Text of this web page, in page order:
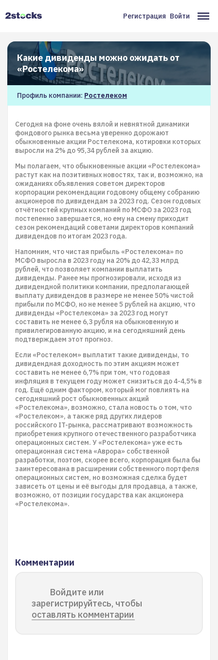
Меню
учётной
записи
пользователя
Регистрация Войти
Какие дивиденды можно ожидать от
«Ростелекома»
Профиль компании: Ростелеком
Сегодня на фоне очень вялой и невнятной динамики
фондового рынка весьма уверенно дорожают
обыкновенные акции Ростелекома, котировки которых
выросли на 2% до 95,34 рублей за акцию.
Мы полагаем, что обыкновенные акции «Ростелекома»
растут как на позитивных новостях, так и, возможно, на
ожиданиях объявления советом директоров
корпорации рекомендации годовому общему собранию
акционеров по дивидендам за 2023 год. Сезон годовых
отчётностей крупных компаний по МСФО за 2023 год
постепенно завершается, но ему на смену приходит
сезон рекомендаций советами директоров компаний
дивидендов по итогам 2023 года.
Напомним, что чистая прибыль «Ростелекома» по
МСФО выросла в 2023 году на 20% до 42,33 млрд
рублей, что позволяет компании выплатить
дивиденды. Ранее мы прогнозировали, исходя из
дивидендной политики компании, предполагающей
выплату дивидендов в размере не менее 50% чистой
прибыли по МСФО, но не менее 5 рублей на акцию, что
дивиденды «Ростелекома» за 2023 год могут
составить не менее 6,3 рубля на обыкновенную и
привилегированную акцию, и на сегодняшний день
подтверждаем этот прогноз.
Если «Ростелеком» выплатит такие дивиденды, то
дивидендная доходность по этим акциям может
составить не менее 6,7% при том, что годовая
инфляция в текущем году может снизиться до 4-4,5% в
год. Ещё одним фактором, который мог повлиять на
сегодняшний рост обыкновенных акций
«Ростелекома», возможно, стала новость о том, что
«Ростелеком», а также ряд других лидеров
российского IT-рынка, рассматривают возможность
приобретения крупного отечественного разработчика
операционных систем. У «Ростелекома» уже есть
операционная система «Аврора» собственной
разработки, поэтом, скорее всего, корпорация была бы
заинтересована в расширении собственного портфеля
операционных систем, но возможная сделка будет
зависеть от цены и её выгоды для продавца, а также,
возможно, от позиции государства как акционера
«Ростелекома».
Комментарии
Войдите или
зарегистрируйтесь, чтобы
оставлять комментарии